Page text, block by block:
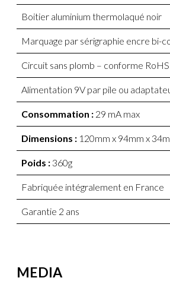
Boitier aluminium thermolaqué noir
Marquage par sérigraphie encre bi-
Circuit sans plomb – conforme RoHS
Alimentation 9V par pile ou
Consommation : 29 mA max
Dimensions : 120mm x 94mm x
Poids : 360g
Fabriquée intégralement en France
Garantie 2 ans
MEDIA